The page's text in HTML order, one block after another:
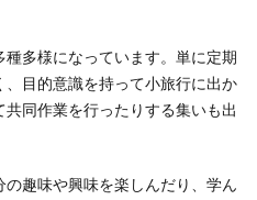
多様になっています。単に定期
目的意識を持って小旅行に出か
同作業を行ったりする集いも出
趣味や興味を楽しんだり、学ん